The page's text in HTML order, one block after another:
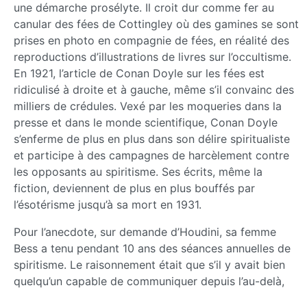
une démarche prosélyte. Il croit dur comme fer au
canular des fées de Cottingley où des gamines se sont
prises en photo en compagnie de fées, en réalité des
reproductions d’illustrations de livres sur l’occultisme.
En 1921, l’article de Conan Doyle sur les fées est
ridiculisé à droite et à gauche, même s’il convainc des
milliers de crédules. Vexé par les moqueries dans la
presse et dans le monde scientifique, Conan Doyle
s’enferme de plus en plus dans son délire spiritualiste
et participe à des campagnes de harcèlement contre
les opposants au spiritisme. Ses écrits, même la
fiction, deviennent de plus en plus bouffés par
l’ésotérisme jusqu’à sa mort en 1931.
Pour l’anecdote, sur demande d’Houdini, sa femme
Bess a tenu pendant 10 ans des séances annuelles de
spiritisme. Le raisonnement était que s’il y avait bien
quelqu’un capable de communiquer depuis l’au-delà,